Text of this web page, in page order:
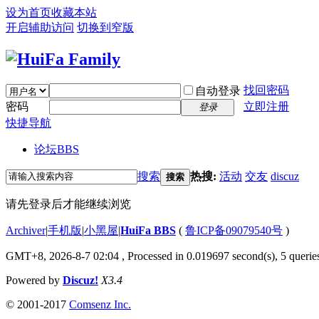
设为首页收藏本站
开启辅助访问 切换到窄版
自动登录 找回密码
密码
登录
立即注册
快捷导航
论坛BBS
搜索 搜索 热搜: 活动 交友 discuz
请先登录后才能继续浏览
Archiver|手机版|小黑屋|HuiFa BBS ( 鲁ICP备09079540号 )
GMT+8, 2026-8-7 02:04 , Processed in 0.019697 second(s), 5
Powered by Discuz! X3.4
© 2001-2017 Comsenz Inc.